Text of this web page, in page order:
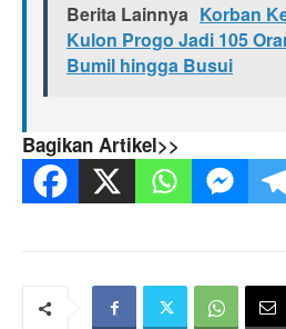
Berita Lainnya Korban
Kulon Progo Jadi 105
Bumil hingga Busui
Bagikan Artikel>>